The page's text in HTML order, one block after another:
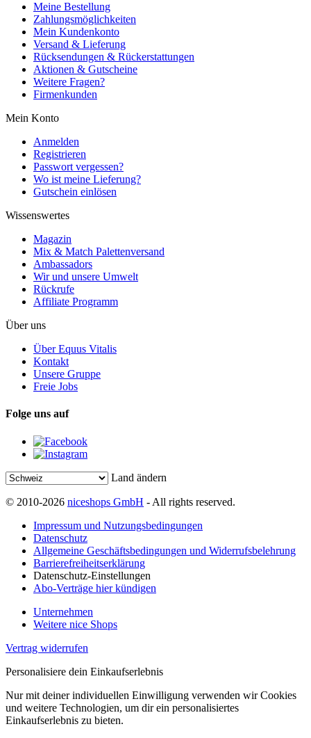
Meine Bestellung
Zahlungsmöglichkeiten
Mein Kundenkonto
Versand & Lieferung
Rücksendungen & Rückerstattungen
Aktionen & Gutscheine
Weitere Fragen?
Firmenkunden
Mein Konto
Anmelden
Registrieren
Passwort vergessen?
Wo ist meine Lieferung?
Gutschein einlösen
Wissenswertes
Magazin
Mix & Match Palettenversand
Ambassadors
Wir und unsere Umwelt
Rückrufe
Affiliate Programm
Über uns
Über Equus Vitalis
Kontakt
Unsere Gruppe
Freie Jobs
Folge uns auf
Land ändern
© 2010-2026 niceshops GmbH - All rights reserved.
Impressum und Nutzungsbedingungen
Datenschutz
Allgemeine Geschäftsbedingungen und Widerrufsbelehrung
Barrierefreiheitserklärung
Datenschutz-Einstellungen
Abo-Verträge hier kündigen
Unternehmen
Weitere nice Shops
Vertrag widerrufen
Personalisiere dein Einkaufserlebnis
Nur mit deiner individuellen Einwilligung verwenden wir Cookies
und weitere Technologien, um dir ein personalisiertes
Einkaufserlebnis zu bieten.